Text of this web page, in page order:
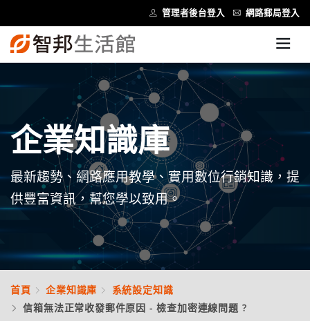
管理者後台登入 網路郵局登入
企業知識庫
最新趨勢、網路應用教學、實用數位行銷知識，提
供豐富資訊，幫您學以致用。
首頁 企業知識庫
系統設定知識
信箱無法正常收發郵件原因 - 檢查加密連線問題 ?